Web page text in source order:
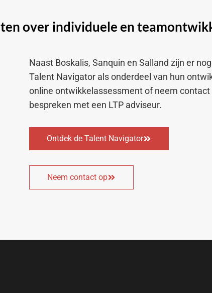
over individuele en
Naast Boskalis, Sanquin en Salland zijn er
Talent Navigator als onderdeel van hun
online ontwikkelassessment of neem
bespreken met een LTP adviseur.
Ontdek de Talent Navigator
Neem contact op